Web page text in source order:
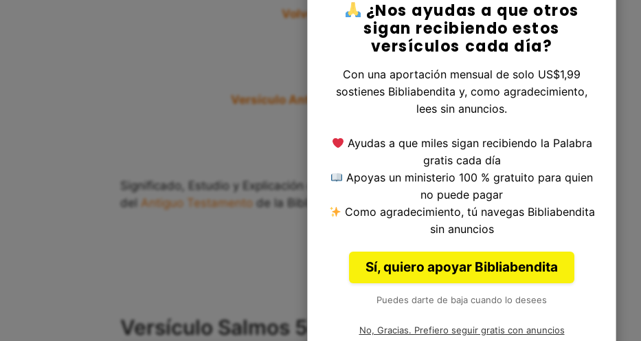
Volver al Libro Salmos
Versículo Anterior|Versículo Siguiente
Significado, Estudio y Explicación del Versículo 12, Capítulo 50, Libro de Salmos
del Antiguo Testamentode la Biblia. Autoría: David, Asaf, Salomón y otros.
Versículo Salmos 50:12 de la Biblia
¿Nos ayudas a que otros
sigan recibiendo estos
versículos cada día?
Con una aportación mensual de solo US$1,99
sostienes Bibliabendita y, como agradecimiento,
lees sin anuncios.
Ayudas a que miles sigan recibiendo la Palabra
gratis cada día
Apoyas un ministerio 100 % gratuito para quien
no puede pagar
Como agradecimiento, tú navegas Bibliabendita
sin anuncios
Sí, quiero apoyar Bibliabendita
Puedes darte de baja cuando lo desees
No, Gracias. Prefiero seguir gratis con anuncios